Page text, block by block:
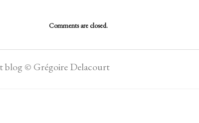
Comments are closed.
blog © Grégoire Delacourt